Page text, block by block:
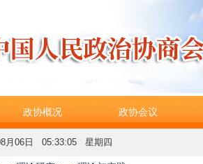
政协概况 政协会议
月06日 05:33:06 星期四